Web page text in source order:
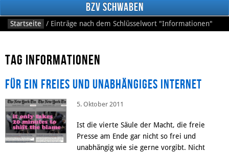
Facebook
BzV Schwaben
Startseite / Einträge nach dem Schlüsselwort "Informationen"
Tag Informationen
Für ein freies und unabhängiges Internet
5. Oktober 2011
Ist die vierte Säule der Macht, die freie
Presse am Ende gar nicht so frei und
unabhängig wie sie gerne vorgibt. Nicht